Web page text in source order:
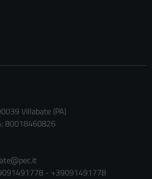
Villabate (PA)
80018460826
- +39091491778